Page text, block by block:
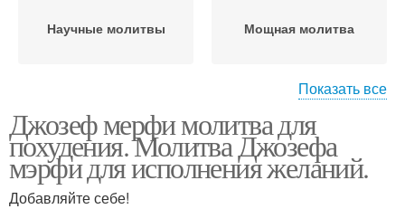
Научные молитвы Мощная молитва
Молитва об идеальном
весе
Волшебные молитвы
Показать все
Джозеф мерфи молитва для
похудения. Молитва Джозефа
мэрфи для исполнения желаний.
Добавляйте себе!